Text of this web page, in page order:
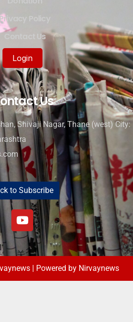
Policy
Contact Us
Login
Us
Shivaji Nagar, Thane (west) City:
to Subscribe
| Powered by Nirvaynews